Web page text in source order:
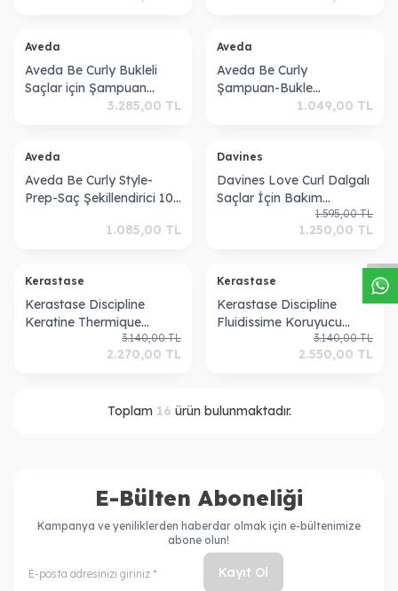
WhasappDesteHatt
Aveda
Aveda Be Curly Bukleli
Saçlar için Şampuan
1000ml 018084844595
3.285,00 TL
Aveda
Aveda Be Curly
Şampuan-Bukle
Belirginleştirici 250 ml
1.049,00 TL
Aveda
Aveda Be Curly Style-
Prep-Saç Şekillendirici 100
1.085,00 TL
Davines
Davines Love Curl Dalgalı
Saçlar İçin Bakım
Şampuanı 250 Ml1.595,00TL
1.250,00 TL
Kerastase
Kerastase Discipline
Keratine Thermique
Keratinli Yumuşatıcı Krem
3.140,00TL
2.270,00 TL
Kerastase
Kerastase Discipline
Fluidissime Koruyucu
Parlaklık Spreyi 150 ml
3.140,00TL
2.550,00 TL
Toplam 16 ürün bulunmaktadır.
E-Bülten Aboneliği
Kampanya ve yeniliklerden haberdar olmak için e-bültenimize
abone olun!
Kayıt Ol